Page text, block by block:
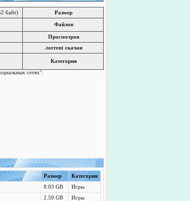
байт) Размер
Файлов
Просмотров
.torrent скачан
Категория
сетях".
Размер
Категория
8.03 GB
Игры
2.59 GB Игры